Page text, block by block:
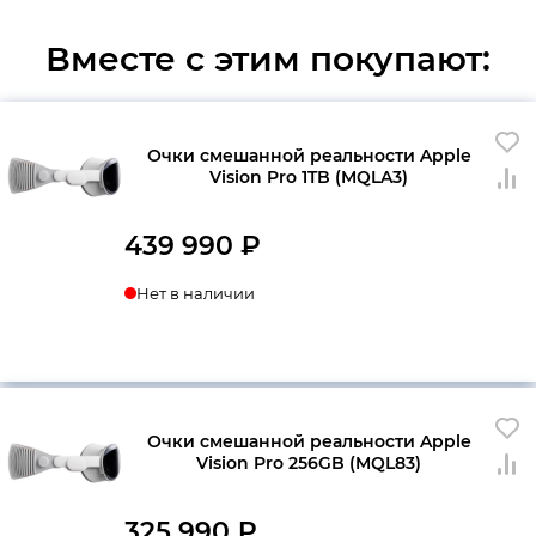
Вместе с этим покупают:
Очки смешанной реальности Apple
Vision Pro 1TB (MQLA3)
439 990 ₽
Нет в наличии
Очки смешанной реальности Apple
Vision Pro 256GB (MQL83)